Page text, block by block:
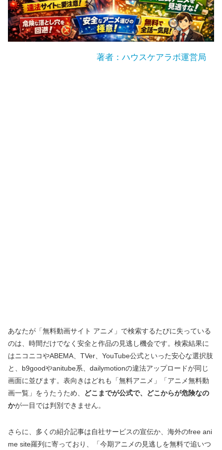
著者：ハウスケアラボ運営局
あなたが「無料動画サイト アニメ」で検索するたびに失っている
のは、時間だけでなく安全と作品の見逃し機会です。検索結果に
はニコニコやABEMA、TVer、YouTube公式といった安心な選択肢
と、b9goodやanitube系、dailymotionの違法アップロードが同じ
画面に並びます。表向きはどれも「無料アニメ」「アニメ無料動
画一覧」をうたうため、
どこまでが公式で、どこからが危険なの
かが一目では判別できません。
さらに、多くの紹介記事は自社サービスの宣伝か、海外のfree ani
me site羅列に寄っており、「今期アニメの見逃しを無料で追いつ